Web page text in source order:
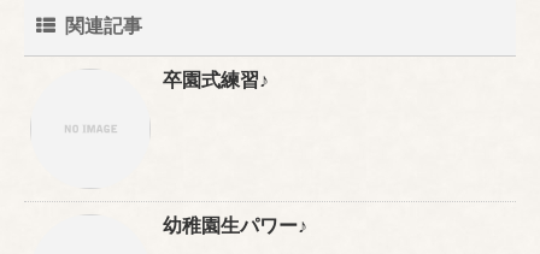
関連記事
卒園式練習♪
幼稚園生パワー♪